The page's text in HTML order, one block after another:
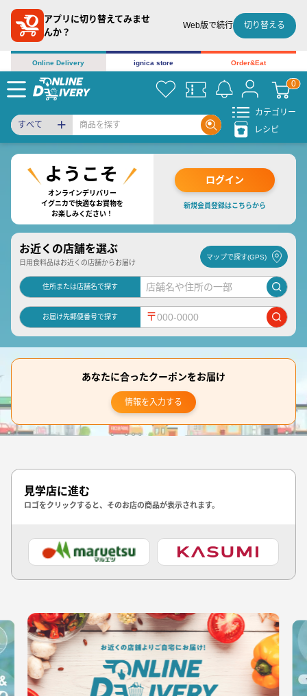
アプリに切り替えてみませ
んか？
Web版で続行 切り替える
Online Delivery ignica store Order&Eat
すべて
カテゴリー
レシピ
オンラインデリバリー
イグニカで快適なお買物を
お楽しみください！
ログイン
新規会員登録はこちらから
お近くの店舗を選ぶ
日用食料品はお近くの店舗からお届け
マップで探す(GPS)
住所または店舗名で探す
お届け先郵便番号で探す 〒
あなたに合ったクーポンをお届け
情報を入力する
見学店に進む
ロゴをクリックすると、そのお店の商品が表示されます。